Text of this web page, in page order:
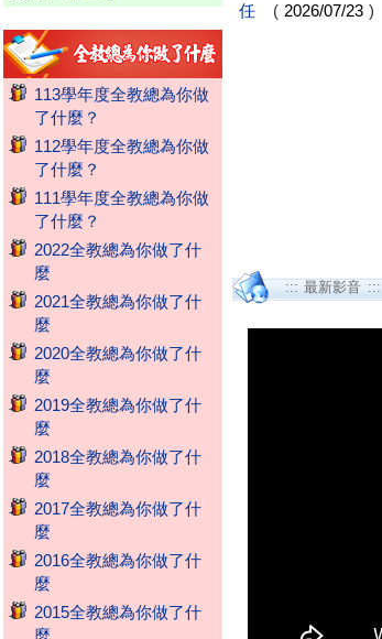
113學年度全教總為你做
了什麼？
112學年度全教總為你做
了什麼？
111學年度全教總為你做
了什麼？
2022全教總為你做了什
麼
2021全教總為你做了什
麼
2020全教總為你做了什
麼
2019全教總為你做了什
麼
2018全教總為你做了什
麼
2017全教總為你做了什
麼
2016全教總為你做了什
麼
2015全教總為你做了什
任( 2026/07/23)
::: 最新影音 :::